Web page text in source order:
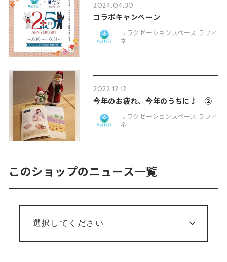
2024.04.30
コラボキャンペーン
リラクゼーションスペース ラフィ
ネ
2022.12.12
今年のお疲れ、今年のうちに♪ ➁
リラクゼーションスペース ラフィ
ネ
このショップのニュース一覧